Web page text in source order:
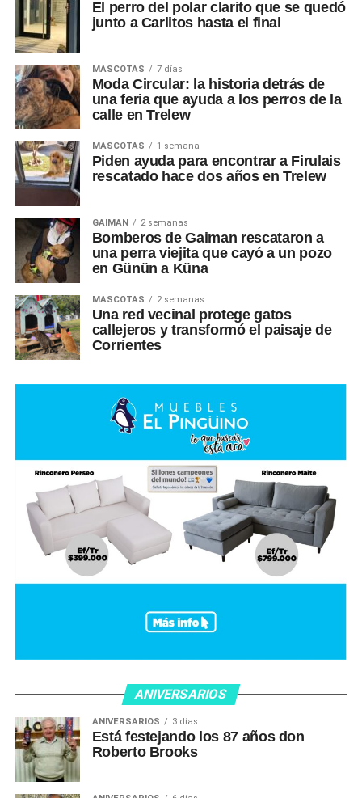
El perro del polar clarito que se quedó
junto a Carlitos hasta el final
MASCOTAS 7 días
Moda Circular: la historia detrás de
una feria que ayuda a los perros de la
calle en Trelew
MASCOTAS 1 semana
Piden ayuda para encontrar a Firulais
rescatado hace dos años en Trelew
GAIMAN 2 semanas
Bomberos de Gaiman rescataron a
una perra viejita que cayó a un pozo
en Günün a Küna
MASCOTAS 2 semanas
Una red vecinal protege gatos
callejeros y transformó el paisaje de
Corrientes
ANIVERSARIOS
ANIVERSARIOS 3 días
Está festejando los 87 años don
Roberto Brooks